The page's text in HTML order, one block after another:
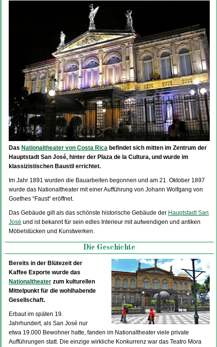
Das Nationaltheater von Costa Rica befindet sich mitten im Zentrum der
Hauptstadt San José, hinter der Plaza de la Cultura, und wurde im
klassizistischen Baustil errichtet.
Im Jahr 1891 wurden die Bauarbeiten begonnen und am 21. Oktober 1897
wurde das Nationaltheater mit einer Aufführung von Johann Wolfgang von
Goethes “Faust“ eröffnet.
Das Gebäude gilt als das schönste historische Gebäude der Hauptstadt San
José und ist bekannt für sein edles Interieur mit aufwendigen und antiken
Möbelstücken und Kunstwerken.
Die Geschichte
Bereits in der Blütezeit der
Kaffee Exporte wurde das
Nationaltheater zum kulturellen
Mittelpunkt für die wohlhabende
Gesellschaft.
Erbaut im späten 19.
Jahrhundert, als San José nur
etwa 19.000 Bewohner hatte, fanden im Nationaltheater viele private
Aufführungen statt. Die einzige wirkliche Konkurrenz war das Teatro Mora